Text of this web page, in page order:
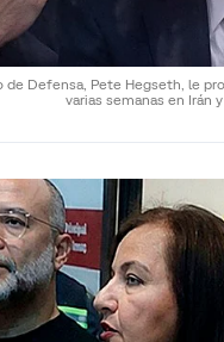
de Defensa, Pete Hegseth, le
varias semanas en Irán